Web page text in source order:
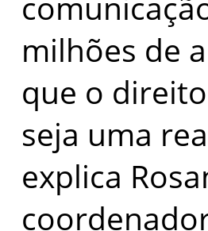
milhões de
que o
seja uma
explica